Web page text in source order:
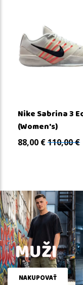
Nike Sabrina 3
(Women's)
88,00 €110,00€
MUŽI
NAKUPOVAŤ